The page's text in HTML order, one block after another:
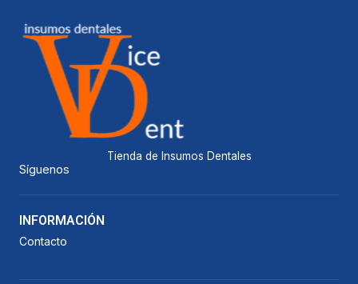
Tienda de Insumos Dentales
Síguenos
INFORMACIÓN
Contacto